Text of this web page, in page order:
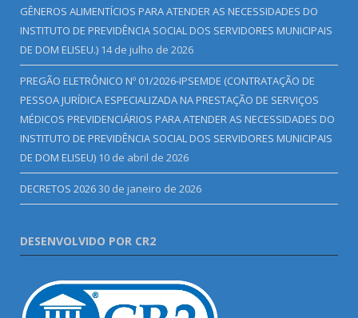
GÊNEROS ALIMENTÍCIOS PARA ATENDER AS NECESSIDADES DO
INSTITUTO DE PREVIDÊNCIA SOCIAL DOS SERVIDORES MUNICIPAIS
DE DOM ELISEU.) 14 de julho de 2026
PREGÃO ELETRÔNICO Nº 01/2026-IPSEMDE (CONTRATAÇÃO DE
PESSOA JURÍDICA ESPECIALIZADA NA PRESTAÇÃO DE SERVIÇOS
MÉDICOS PREVIDENCIÁRIOS PARA ATENDER AS NECESSIDADES DO
INSTITUTO DE PREVIDÊNCIA SOCIAL DOS SERVIDORES MUNICIPAIS
DE DOM ELISEU) 10 de abril de 2026
DECRETOS 202630 de janeiro de 2026
DESENVOLVIDO POR CR2